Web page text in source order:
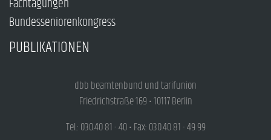
Fachtagungen
Bundesseniorenkongress
PUBLIKATIONEN
dbb beamtenbund und tarifunion
Friedrichstraße 169 • 10117 Berlin
Tel.: 030.40 81 - 40 • Fax: 030.40 81 - 49 99